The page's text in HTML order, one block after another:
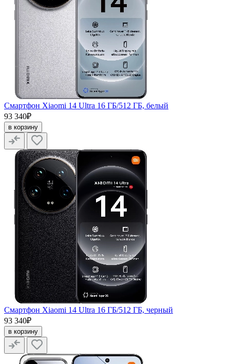
Смартфон Xiaomi 14 Ultra 16 ГБ/512 ГБ, белый
93 340₽
в корзину
Смартфон Xiaomi 14 Ultra 16 ГБ/512 ГБ, черный
93 340₽
в корзину